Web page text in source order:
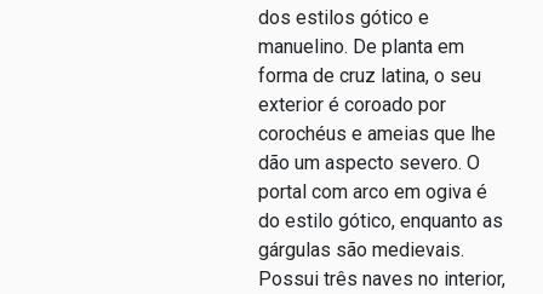
dos estilos gótico e
manuelino. De planta em
forma de cruz latina, o seu
exterior é coroado por
corochéus e ameias que lhe
dão um aspecto severo. O
portal com arco em ogiva é
do estilo gótico, enquanto as
gárgulas são medievais.
Possui três naves no interior,